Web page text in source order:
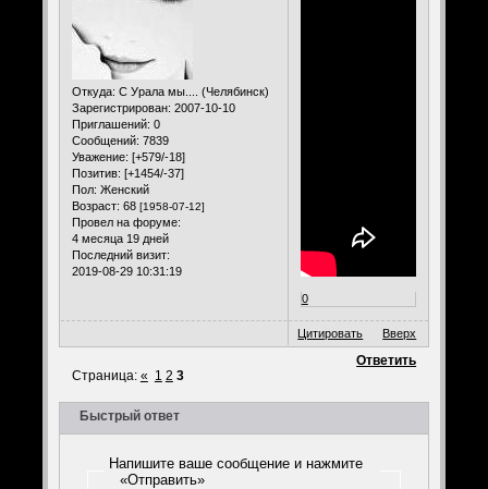
Откуда: С Урала мы.... (Челябинск)
Зарегистрирован: 2007-10-10
Приглашений: 0
Сообщений: 7839
Уважение: [+579/-18]
Позитив: [+1454/-37]
Пол: Женский
Возраст: 68 [1958-07-12]
Провел на форуме:
4 месяца 19 дней
Последний визит:
2019-08-29 10:31:19
0
Цитировать Вверх
Ответить
Страница: « 1 2 3
Быстрый ответ
Напишите ваше сообщение и нажмите
«Отправить»